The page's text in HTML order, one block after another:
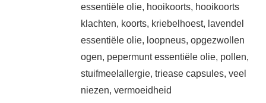
essentiële olie, hooikoorts, hooikoorts
klachten, koorts, kriebelhoest, lavendel
essentiële olie, loopneus, opgezwollen
ogen, pepermunt essentiële olie, pollen,
stuifmeelallergie, triease capsules, veel
niezen, vermoeidheid